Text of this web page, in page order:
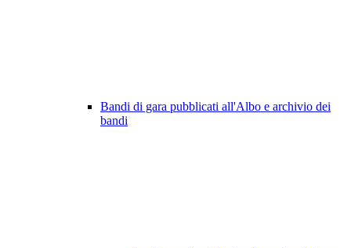
Bandi di gara pubblicati all'Albo e archivio dei
bandi